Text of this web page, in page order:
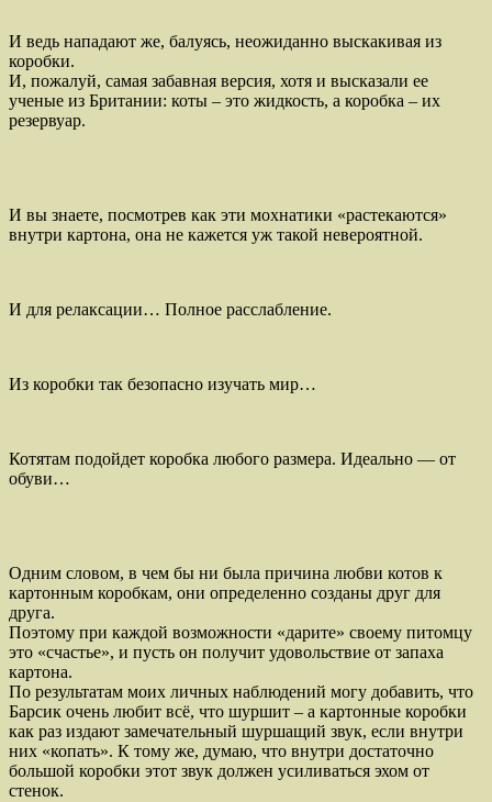
И ведь нападают же, балуясь, неожиданно выскакивая из
коробки.
И, пожалуй, самая забавная версия, хотя и высказали ее
ученые из Британии: коты – это жидкость, а коробка – их
резервуар.
И вы знаете, посмотрев как эти мохнатики «растекаются»
внутри картона, она не кажется уж такой невероятной.
И для релаксации… Полное расслабление.
Из коробки так безопасно изучать мир…
Котятам подойдет коробка любого размера. Идеально — от
обуви…
Одним словом, в чем бы ни была причина любви котов к
картонным коробкам, они определенно созданы друг для
друга.
Поэтому при каждой возможности «дарите» своему питомцу
это «счастье», и пусть он получит удовольствие от запаха
картона.
По результатам моих личных наблюдений могу добавить, что
Барсик очень любит всё, что шуршит – а картонные коробки
как раз издают замечательный шуршащий звук, если внутри
них «копать». К тому же, думаю, что внутри достаточно
большой коробки этот звук должен усиливаться эхом от
стенок.